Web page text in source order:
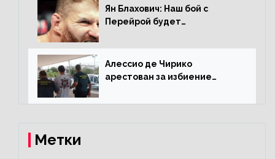
Ян Блахович: Наш бой с
Перейрой будет
Алессио де Чирико
арестован за избиение
Метки